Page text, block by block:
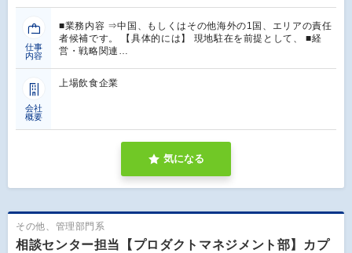
仕事
内容
■業務内容 ⇒中国、もしくはその他海外の1国、エリアの責任
者候補です。 【具体的には】 現地駐在を前提として、 ■経
営・戦略関連…
会社
概要
上場飲食企業
気になる
その他、管理部門系
相談センター担当【プロダクトマネジメント部】カプ